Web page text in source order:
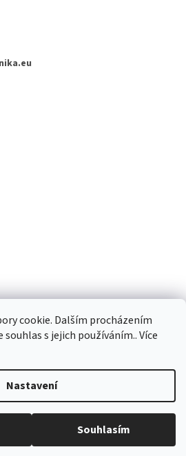
cookie. Dalším procházením
s jejich používáním.. Více
Nastavení
Souhlasím
. Všechna práva vyhrazena.
nastavení cookies